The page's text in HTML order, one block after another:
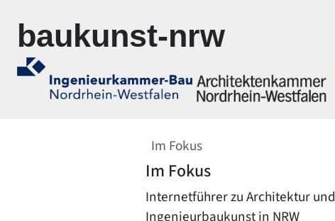
baukunst-nrw
Im Fokus
Im Fokus
Internetführer zu Architektur und
Ingenieurbaukunst in NRW